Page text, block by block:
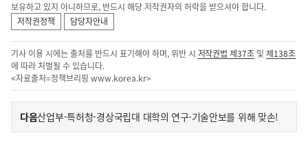
보유하고 있지 아니하므로, 반드시 해당 저작권자의 허락을 받으셔야 합니다.
저작권정책
담당자안내
기사 이용 시에는 출처를 반드시 표기해야 하며, 위반 시 저작권법 제37조 및제138조
에 따라 처벌될 수 있습니다.
<자료출처=정책브리핑 www.korea.kr>
이
전
다음기
산업부-특허청-경상국립대 대학의 연구·기술안보를 위해 맞손!